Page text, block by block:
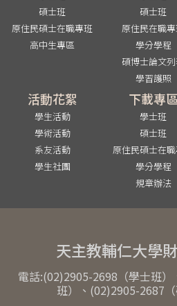
碩士班
原住民碩士在職專班
高中生專區
碩士班
原住民在職
學分學程
碩博士論文
學習護照
活動花絮
學生活動
學術活動
系友活動
學生社團
下載專區
學士班
碩士班
原住民碩士在
學分學程
規章辦法
天主教輔仁大學
電話:(02)2905-2698（學士班
班）、(02)2905-2687（